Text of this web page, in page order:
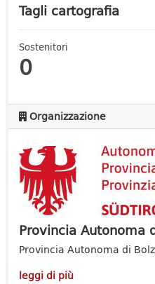
Tagli cartografia
Sostenitori
0
Organizzazione
Provincia Autonoma
Provincia Autonoma di
leggi di più